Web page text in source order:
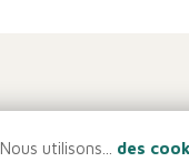
Nous utilisons... des